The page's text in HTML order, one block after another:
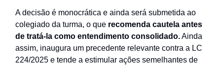
A decisão é monocrática e ainda será submetida ao
colegiado da turma, o que recomenda cautela antes
de tratá-la como entendimento consolidado.Ainda
assim, inaugura um precedente relevante contra a LC
224/2025 e tende a estimular ações semelhantes de